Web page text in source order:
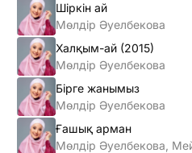
Шіркін ай
Мөлдір Әуелбекова
Халқым-ай (2015)
Мөлдiр Әуелбекова
Бiрге жанымыз
Мөлдiр Әуелбекова
Ғашық арман